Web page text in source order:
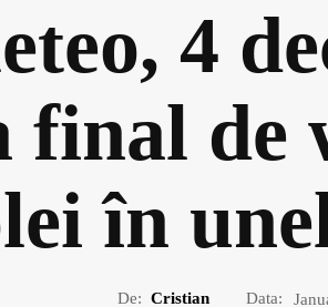
4
de
în
De: Cristian Data: